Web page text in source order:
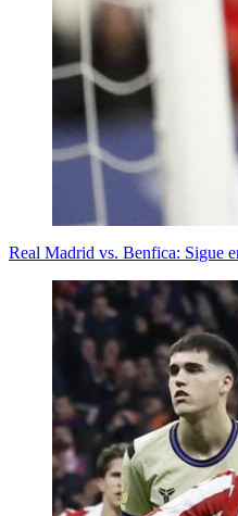
Real Madrid vs. Benfica: Sigue